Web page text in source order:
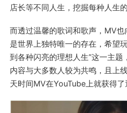
店长等不同人生，挖掘每种人生的
而透过温馨的歌词和歌声，MV
是世界上独特唯一的存在，希望
到各种闪亮的理想人生”这一主
内容与大多数人较为共鸣，且上
天时间MV在YouTube上就获得了